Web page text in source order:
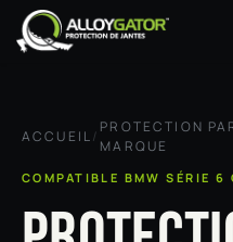
Se rendre au contenu
ACCUEIL/
PROTECTION
MARQUE
COMPATIBLE BMW SÉRIE 6